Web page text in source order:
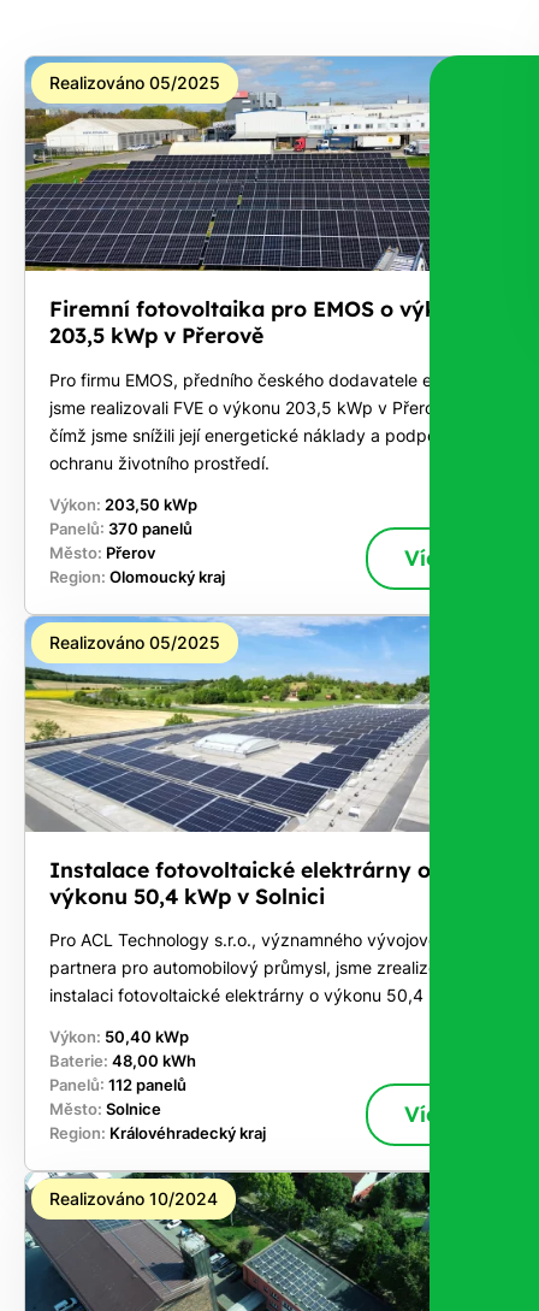
Realizováno 05/2025
Firemní fotovoltaika pro EMOS o výkonu
203,5 kWp v Přerově
Pro firmu EMOS, předního českého dodavatele elektra,
jsme realizovali FVE o výkonu 203,5 kWp v Přerově,
čímž jsme snížili její energetické náklady a podpořili
ochranu životního prostředí.
Výkon: 203,50 kWp
Panelů: 370 panelů
Město: Přerov
Region: Olomoucký kraj
Více
Realizováno 05/2025
Instalace fotovoltaické elektrárny o
výkonu 50,4 kWp v Solnici
Pro ACL Technology s.r.o., významného vývojového
partnera pro automobilový průmysl, jsme zrealizovali
instalaci fotovoltaické elektrárny o výkonu 50,4 kWp
Výkon: 50,40 kWp
Baterie: 48,00 kWh
Panelů: 112 panelů
Město: Solnice
Region: Královéhradecký kraj
Více
Realizováno 10/2024